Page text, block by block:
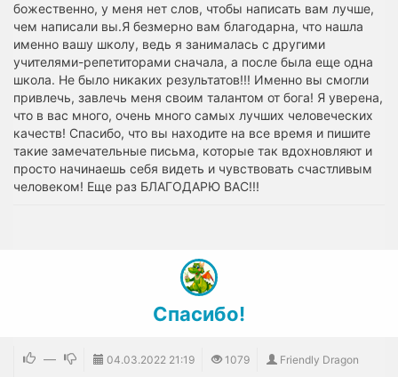
божественно, у меня нет слов, чтобы написать вам лучше,
чем написали вы.Я безмерно вам благодарна, что нашла
именно вашу школу, ведь я занималась с другими
учителями-репетиторами сначала, а после была еще одна
школа. Не было никаких результатов!!! Именно вы смогли
привлечь, завлечь меня своим талантом от бога! Я уверена,
что в вас много, очень много самых лучших человеческих
качеств! Спасибо, что вы находите на все время и пишите
такие замечательные письма, которые так вдохновляют и
просто начинаешь себя видеть и чувствовать счастливым
человеком! Еще раз БЛАГОДАРЮ ВАС!!!
Спасибо!
— 04.03.2022 21:19 1079
Friendly Dragon